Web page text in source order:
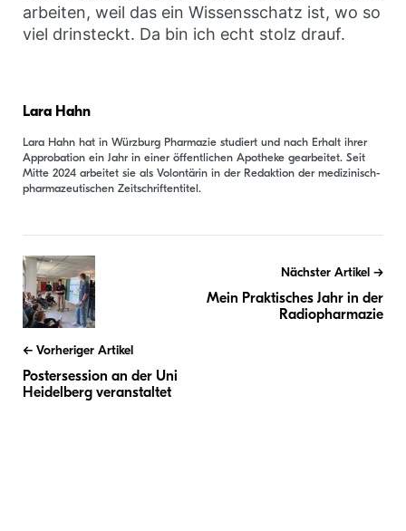
arbeiten, weil das ein Wissensschatz ist, wo so
viel drinsteckt. Da bin ich echt stolz drauf.
Lara Hahn
Lara Hahn hat in Würzburg Pharmazie studiert und nach Erhalt ihrer
Approbation ein Jahr in einer öffentlichen Apotheke gearbeitet. Seit
Mitte 2024 arbeitet sie als Volontärin in der Redaktion der medizinisch-
pharmazeutischen Zeitschriftentitel.
Vorheriger Artikel
Postersession an der Uni
Heidelberg veranstaltet
Nächster Artikel
Mein Praktisches Jahr in der
Radiopharmazie